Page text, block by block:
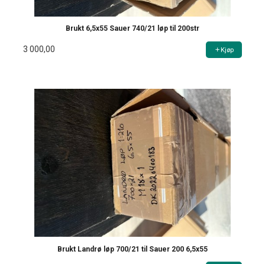
Brukt 6,5x55 Sauer 740/21 løp til 200str
3 000,00 Kjøp
Brukt Landrø løp 700/21 til Sauer 200 6,5x55